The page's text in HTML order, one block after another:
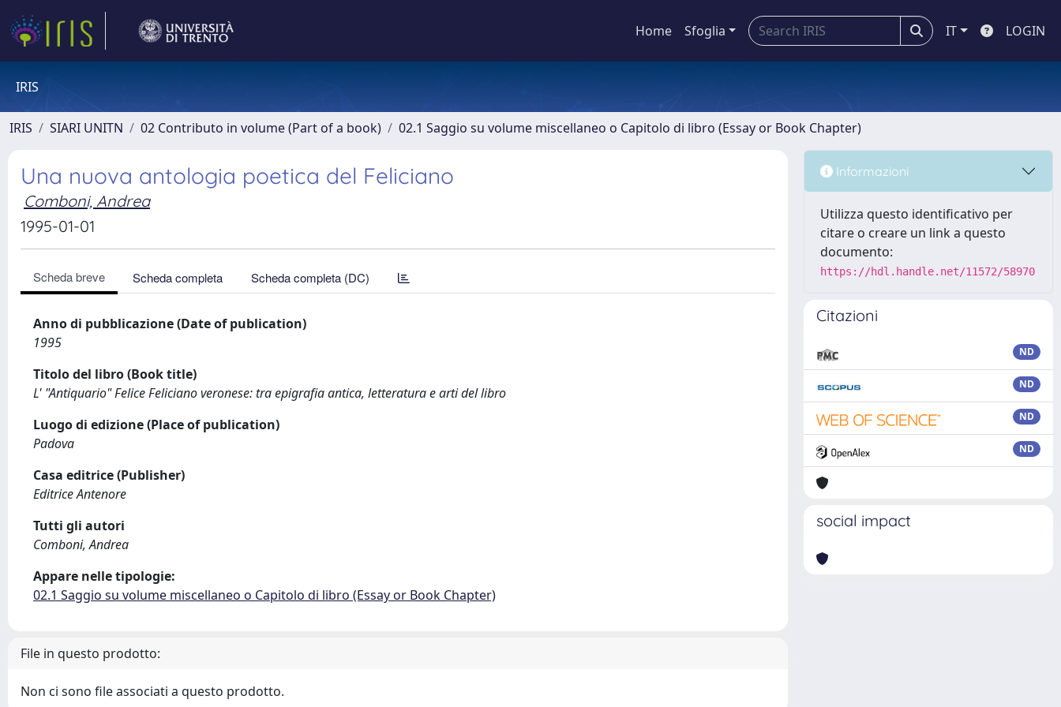
Home Sfoglia IT LOGIN
IRIS
IRIS SIARI UNITN 02 Contributo in volume (Part of a book) 02.1 Saggio su volume miscellaneo o Capitolo di libro (Essay or Book Chapter)
Una nuova antologia poetica del Feliciano
Comboni, Andrea
1995-01-01
Scheda breve Scheda completa Scheda completa (DC)
Anno di pubblicazione (Date of publication)
1995
Titolo del libro (Book title)
L' "Antiquario" Felice Feliciano veronese: tra epigrafia antica, letteratura e arti del libro
Luogo di edizione (Place of publication)
Padova
Casa editrice (Publisher)
Editrice Antenore
Tutti gli autori
Comboni, Andrea
Appare nelle tipologie:
02.1 Saggio su volume miscellaneo o Capitolo di libro (Essay or Book Chapter)
File in questo prodotto:
Non ci sono file associati a questo prodotto.
Informazioni
Utilizza questo identificativo per
citare o creare un link a questo
documento:
https://hdl.handle.net/11572/58970
Citazioni
ND
ND
ND
ND
social impact